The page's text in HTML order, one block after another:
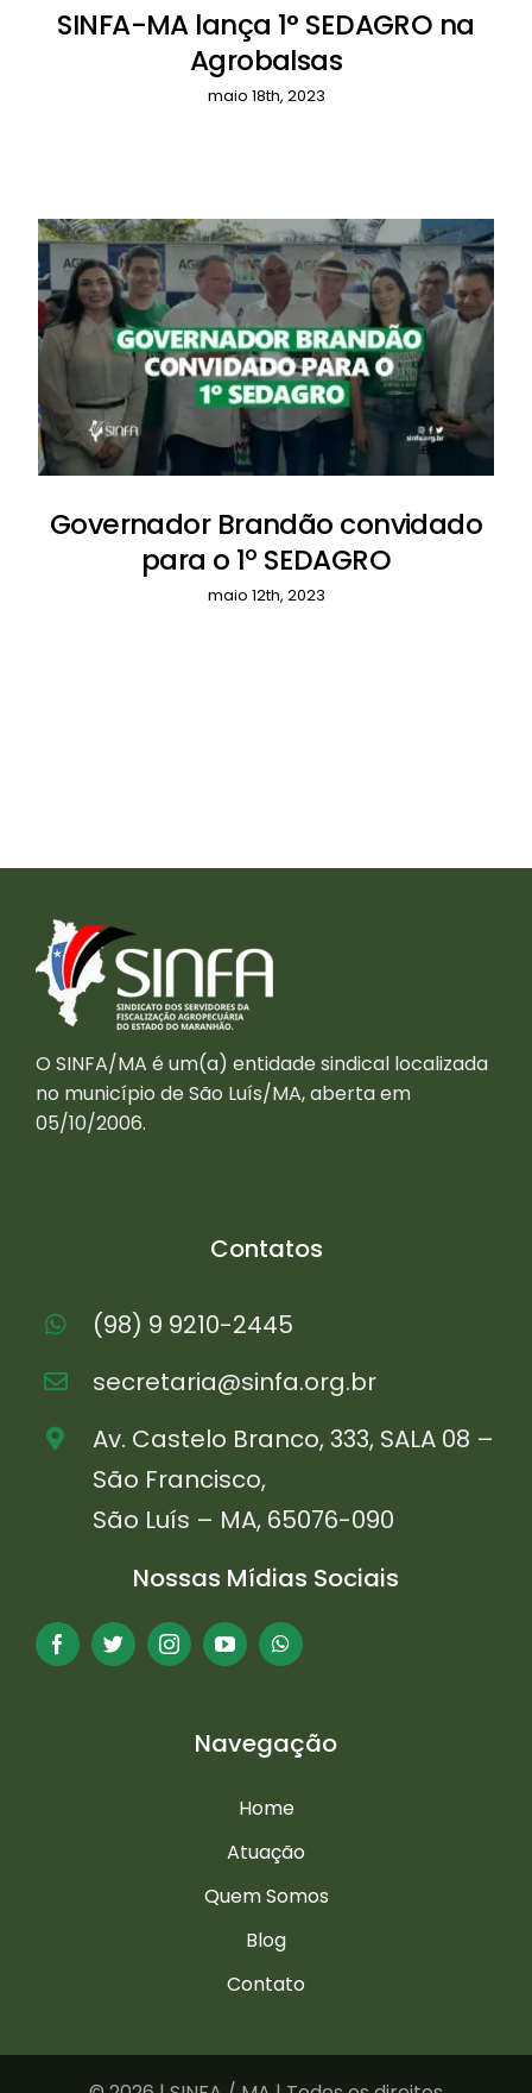
SINFA-MA lança 1° SEDAGRO na
Agrobalsas
maio 18th, 2023
Governador Brandão convidado
para o 1º SEDAGRO
maio 12th, 2023
O SINFA/MA é um(a) entidade sindical localizada
no município de São Luís/MA, aberta em
05/10/2006.
Contatos
(98) 9 9210-2445
secretaria@sinfa.org.br
Av. Castelo Branco, 333, SALA 08 –
São Francisco,
São Luís – MA, 65076-090
Nossas Mídias Sociais
Navegação
Home
Atuação
Quem Somos
Blog
Contato